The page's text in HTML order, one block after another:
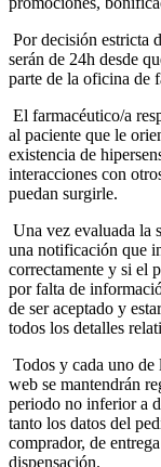
Por decisión estricta
serán de 24h desde
parte de la oficina de
El farmacéutico/a
al paciente que le
existencia de
interacciones con
puedan surgirle.
Una vez evaluada la
una notificación que
correctamente y si el
por falta de
de ser aceptado y
todos los detalles
Todos y cada uno de
web se mantendrán
periodo no inferior a
tanto los datos del
comprador, de
dispensación.